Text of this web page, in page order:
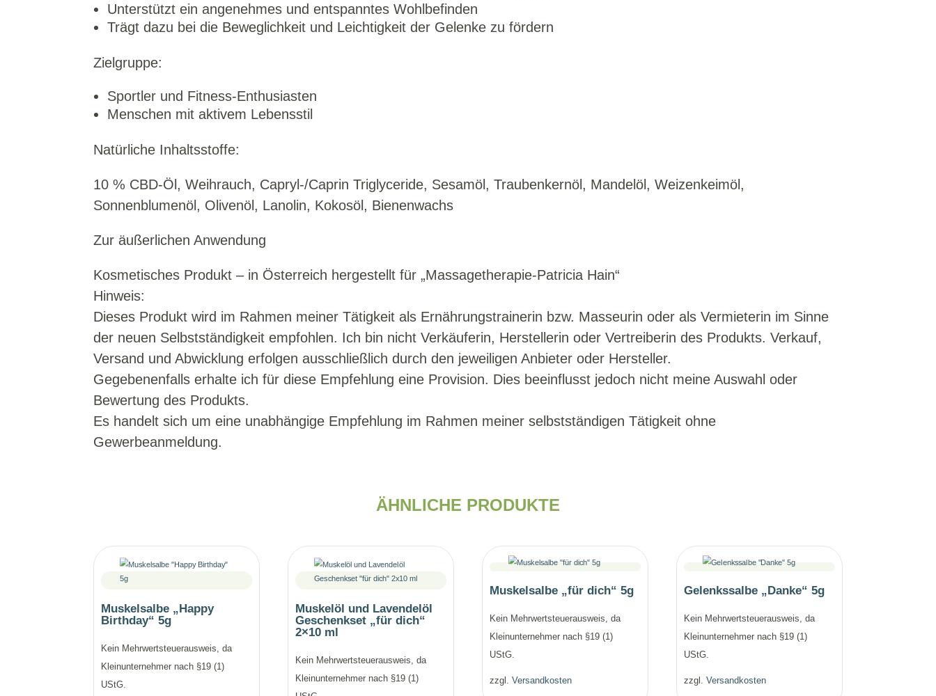
Unterstützt ein angenehmes und entspanntes Wohlbefinden
Trägt dazu bei die Beweglichkeit und Leichtigkeit der Gelenke zu fördern
Zielgruppe:
Sportler und Fitness-Enthusiasten
Menschen mit aktivem Lebensstil
Natürliche Inhaltsstoffe:
10 % CBD-Öl, Weihrauch, Capryl-/Caprin Triglyceride, Sesamöl, Traubenkernöl, Mandelöl, Weizenkeimöl,
Sonnenblumenöl, Olivenöl, Lanolin, Kokosöl, Bienenwachs
Zur äußerlichen Anwendung
Kosmetisches Produkt – in Österreich hergestellt für „Massagetherapie-Patricia Hain“
Hinweis:
Dieses Produkt wird im Rahmen meiner Tätigkeit als Ernährungstrainerin bzw. Masseurin oder als Vermieterin im Sinne
der neuen Selbstständigkeit empfohlen. Ich bin nicht Verkäuferin, Herstellerin oder Vertreiberin des Produkts. Verkauf,
Versand und Abwicklung erfolgen ausschließlich durch den jeweiligen Anbieter oder Hersteller.
Gegebenenfalls erhalte ich für diese Empfehlung eine Provision. Dies beeinflusst jedoch nicht meine Auswahl oder
Bewertung des Produkts.
Es handelt sich um eine unabhängige Empfehlung im Rahmen meiner selbstständigen Tätigkeit ohne
Gewerbeanmeldung.
ÄHNLICHE PRODUKTE
Muskelsalbe „Happy
Birthday“ 5g
Kein Mehrwertsteuerausweis, da
Kleinunternehmer nach §19 (1)
UStG.
Muskelöl und Lavendelöl
Geschenkset „für dich“
2×10 ml
Kein Mehrwertsteuerausweis, da
Kleinunternehmer nach §19 (1)
Muskelsalbe „für dich“ 5g
Kein Mehrwertsteuerausweis, da
Kleinunternehmer nach §19 (1)
UStG.
zzgl.Versandkosten
Gelenkssalbe „Danke“ 5g
Kein Mehrwertsteuerausweis, da
Kleinunternehmer nach §19 (1)
UStG.
zzgl.Versandkosten